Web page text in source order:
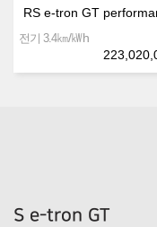
RS e-tron GT
전기 3.4㎞/㎾h
S e-tron GT